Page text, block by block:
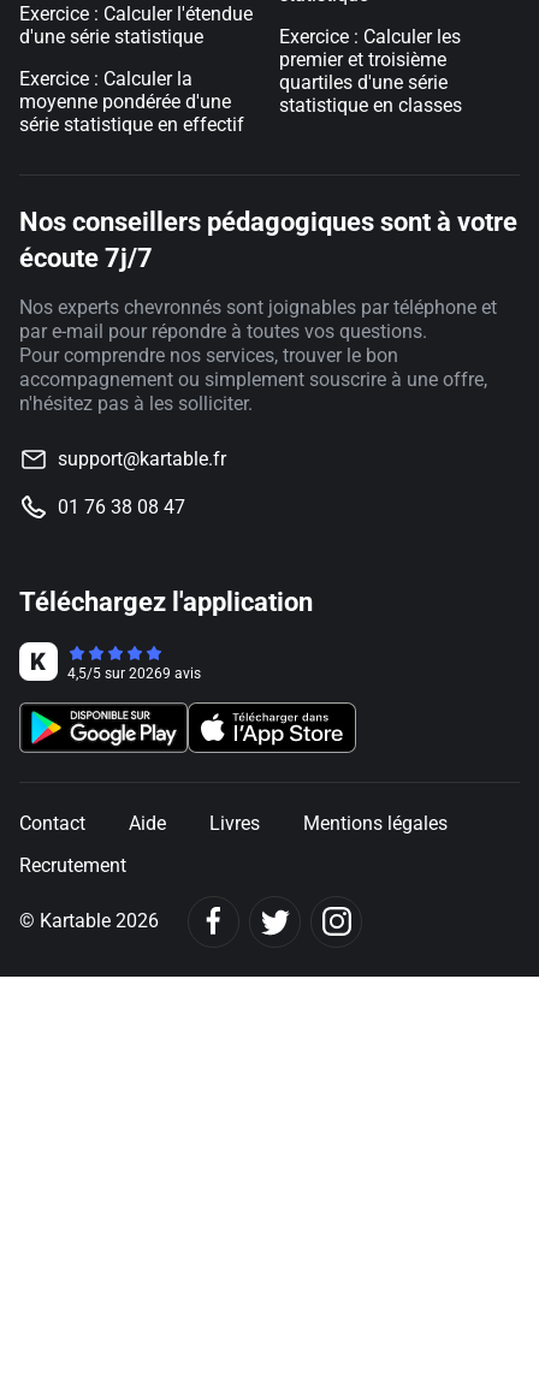
Exercice : Calculer l'étendue
d'une série statistique
Exercice : Calculer la
moyenne pondérée d'une
série statistique en effectif
Exercice : Calculer les
premier et troisième
quartiles d'une série
statistique en classes
Nos conseillers pédagogiques sont à votre
écoute 7j/7
Nos experts chevronnés sont joignables par téléphone et
par e-mail pour répondre à toutes vos questions.
Pour comprendre nos services, trouver le bon
accompagnement ou simplement souscrire à une offre,
n'hésitez pas à les solliciter.
support@kartable.fr
01 76 38 08 47
Téléchargez l'application
4,5/5 sur 20269 avis
Contact Aide Livres
Mentions légales
Recrutement
© Kartable 2026